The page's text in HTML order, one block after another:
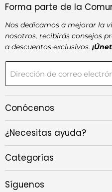
Forma parte de la
Nos dedicamos a mejorar la
nosotros, recibirás consejos
a descuentos exclusivos.
Dirección de correo
Conócenos
¿Necesitas ayuda?
Categorías
Síguenos